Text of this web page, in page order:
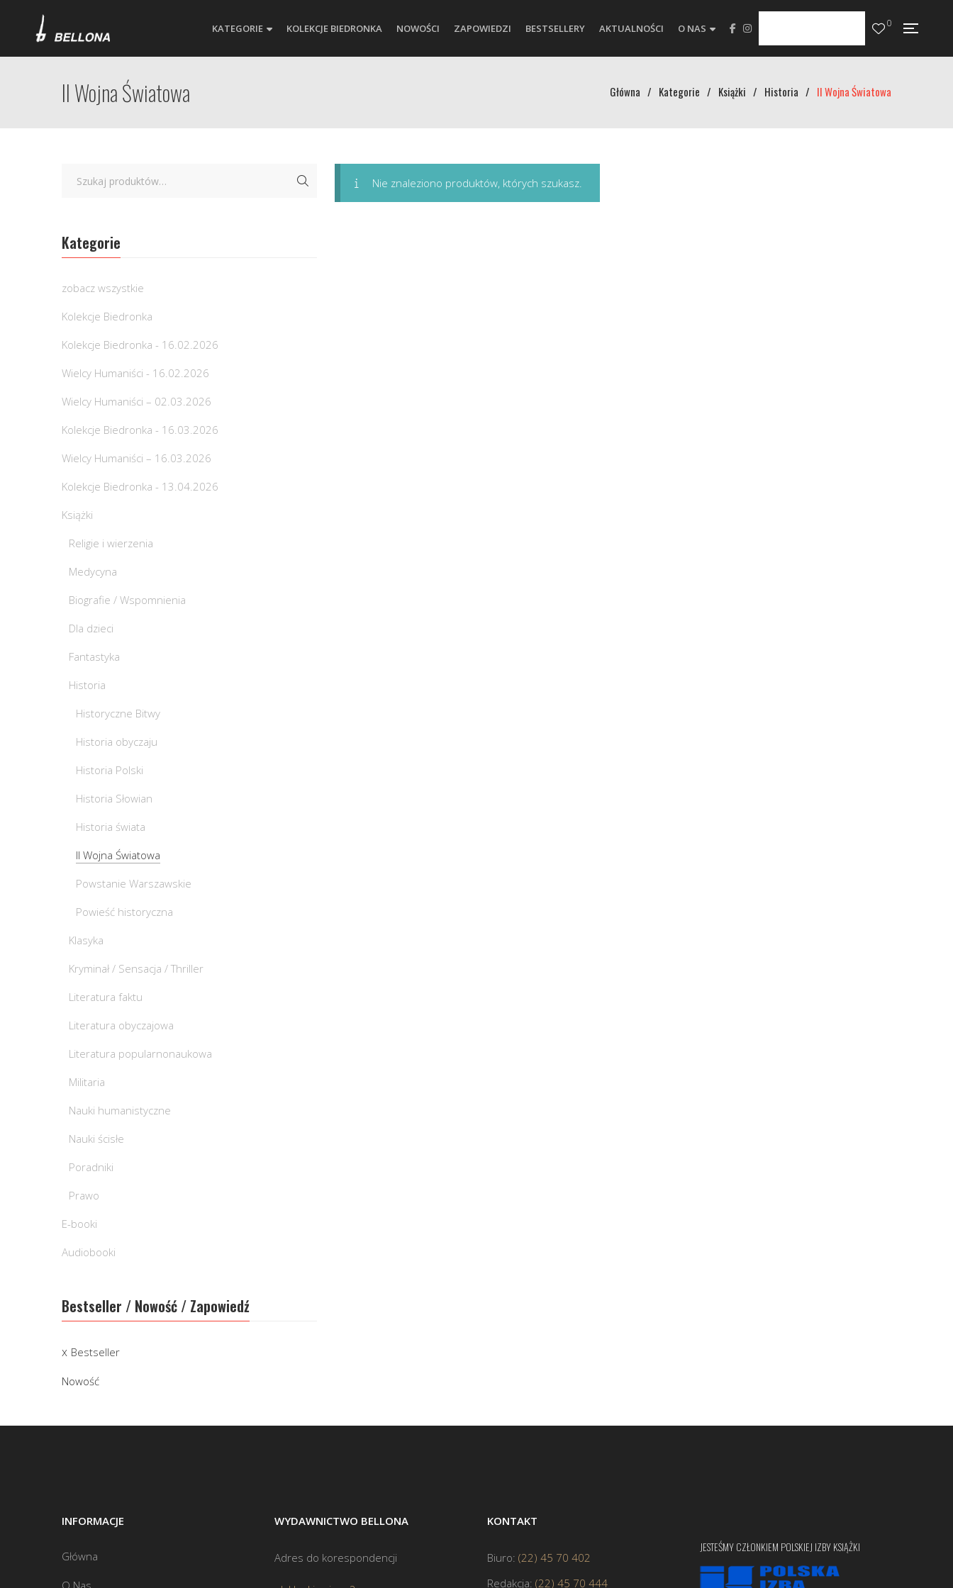
KATEGORIE KOLEKCJE BIEDRONKA NOWOŚCI ZAPOWIEDZI BESTSELLERY AKTUALNOŚCI O NAS 0
II Wojna Światowa Główna / Kategorie / Książki / Historia / II Wojna Światowa
Nie znaleziono produktów, których szukasz.
Kategorie
zobacz wszystkie
Kolekcje Biedronka
Kolekcje Biedronka - 16.02.2026
Wielcy Humaniści - 16.02.2026
Wielcy Humaniści – 02.03.2026
Kolekcje Biedronka - 16.03.2026
Wielcy Humaniści – 16.03.2026
Kolekcje Biedronka - 13.04.2026
Książki
Religie i wierzenia
Medycyna
Biografie / Wspomnienia
Dla dzieci
Fantastyka
Historia
Historyczne Bitwy
Historia obyczaju
Historia Polski
Historia Słowian
Historia świata
II Wojna Światowa
Powstanie Warszawskie
Powieść historyczna
Klasyka
Kryminał / Sensacja / Thriller
Literatura faktu
Literatura obyczajowa
Literatura popularnonaukowa
Militaria
Nauki humanistyczne
Nauki ścisłe
Poradniki
Prawo
E-booki
Audiobooki
Bestseller / Nowość / Zapowiedź
Bestseller
Nowość
INFORMACJE
Główna
O Nas
WYDAWNICTWO BELLONA
Adres do korespondencji
KONTAKT
Biuro: (22) 45 70 402
Redakcja: (22) 45 70 444
JESTEŚMY CZŁONKIEM POLSKIEJ IZBY KSIĄŻKI